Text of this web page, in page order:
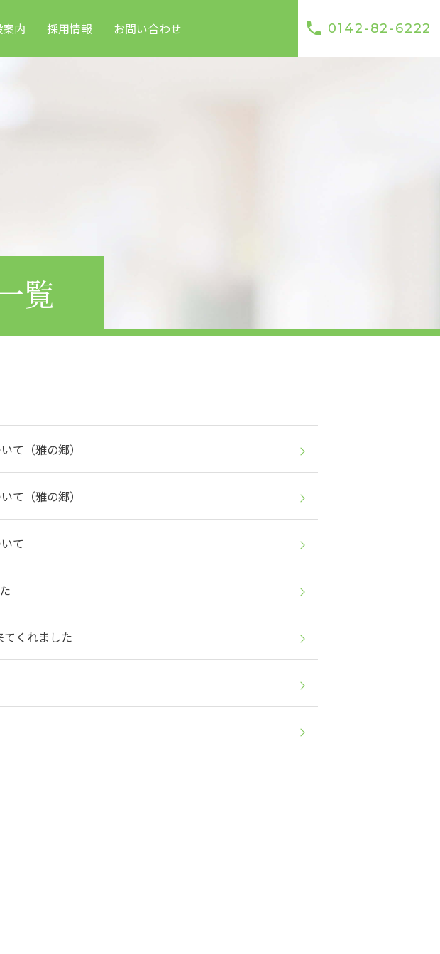
内 採用情報 お問い合わせ 0142-82-6222
覧
て（雅の郷）
て（雅の郷）
て
くれました